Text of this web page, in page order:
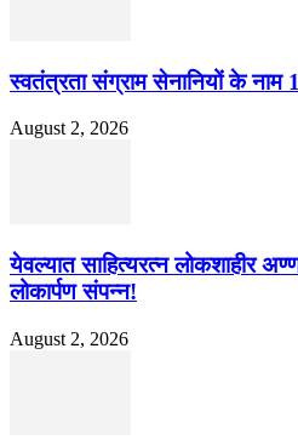
स्वतंत्रता संग्राम सेनानियों के नाम
August 2, 2026
येवल्यात साहित्यरत्न लोकशाहीर
लोकार्पण संपन्न!
August 2, 2026